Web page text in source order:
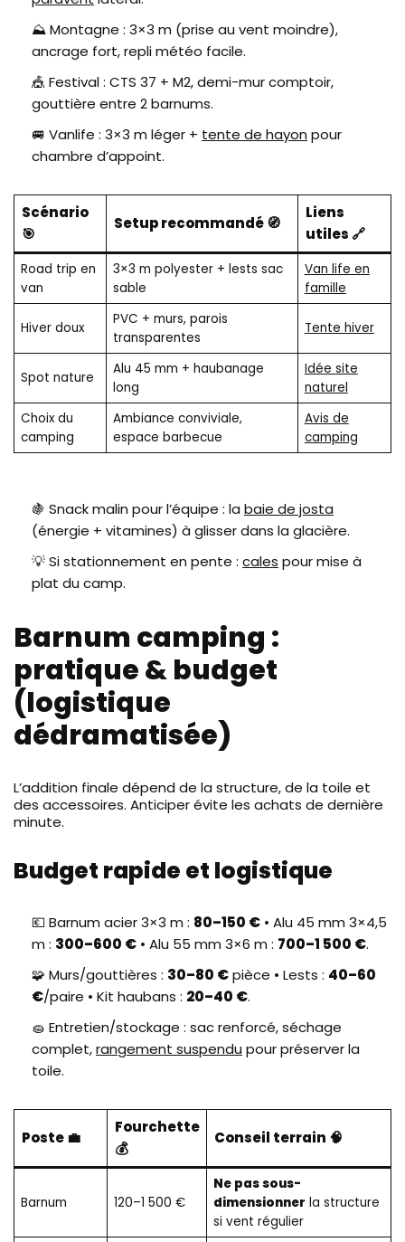
⛰️ Montagne : 3×3 m (prise au vent moindre),
ancrage fort, repli météo facile.
🎪 Festival : CTS 37 + M2, demi-mur comptoir,
gouttière entre 2 barnums.
🚐 Vanlife : 3×3 m léger + tente de hayon pour
chambre d’appoint.
Scénario
🎯
Setup recommandé 🧭
Liens
utiles 🔗
Road trip en
van
3×3 m polyester + lests sac
sable
Van life en
famille
Hiver doux
PVC + murs, parois
transparentes
Tente hiver
Spot nature
Alu 45 mm + haubanage
long
Idée site
naturel
Choix du
camping
Ambiance conviviale,
espace barbecue
Avis de
camping
🍇 Snack malin pour l’équipe : la baie de josta
(énergie + vitamines) à glisser dans la glacière.
💡 Si stationnement en pente : cales pour mise à
plat du camp.
Barnum camping :
pratique & budget
(logistique
dédramatisée)
L’addition finale dépend de la structure, de la toile et
des accessoires. Anticiper évite les achats de dernière
minute.
Budget rapide et logistique
💶 Barnum acier 3×3 m : 80–150 € • Alu 45 mm 3×4,5
m : 300–600 € • Alu 55 mm 3×6 m : 700–1 500 €.
🧩 Murs/gouttières : 30–80 €pièce • Lests : 40–60
€/paire • Kit haubans : 20–40 €.
🧽 Entretien/stockage : sac renforcé, séchage
complet,rangement suspendu pour préserver la
toile.
Poste 💼
Fourchette
💰
Conseil terrain 🧠
Barnum 120–1 500 €
Ne pas sous-
dimensionner la structure
si vent régulier